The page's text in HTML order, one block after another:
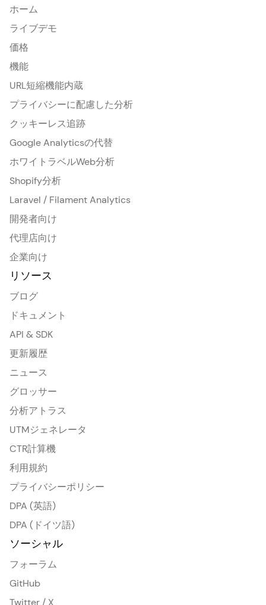
ホーム
ライブデモ
価格
機能
URL短縮機能内蔵
プライバシーに配慮した分析
クッキーレス追跡
Google Analyticsの代替
ホワイトラベルWeb分析
Shopify分析
Laravel / Filament Analytics
開発者向け
代理店向け
企業向け
リソース
ブログ
ドキュメント
API & SDK
更新履歴
ニュース
グロッサー
分析アトラス
UTMジェネレータ
CTR計算機
利用規約
プライバシーポリシー
DPA (英語)
DPA (ドイツ語)
ソーシャル
フォーラム
GitHub
Twitter / X